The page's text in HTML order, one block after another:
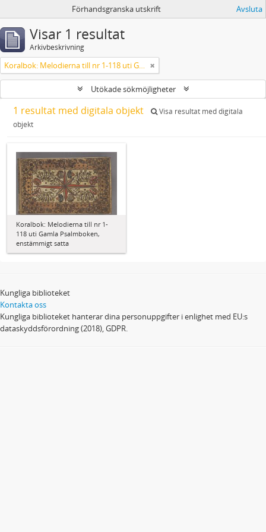
Förhandsgranska utskrift Avsluta
Visar 1 resultat
Arkivbeskrivning
Koralbok: Melodierna till nr 1-118 uti Gamla Psalmboken, enstämmigt satta
Utökade sökmöjligheter
1 resultat med digitala objekt
Visa resultat med digitala
objekt
Koralbok: Melodierna till nr 1-
118 uti Gamla Psalmboken,
enstämmigt satta
Kungliga biblioteket
Kontakta oss
Kungliga biblioteket hanterar dina personuppgifter i enlighet med EU:s
dataskyddsförordning (2018), GDPR.